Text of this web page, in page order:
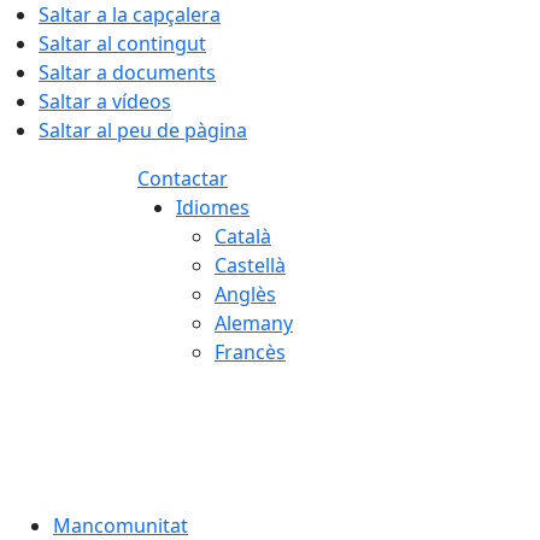
Saltar a la capçalera
Saltar al contingut
Saltar a documents
Saltar a vídeos
Saltar al peu de pàgina
Contactar
Idiomes
Català
Castellà
Anglès
Alemany
Francès
Mancomunitat